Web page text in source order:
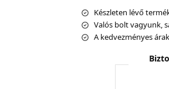
Készleten lévő
Valós bolt vagyunk,
A kedvezményes